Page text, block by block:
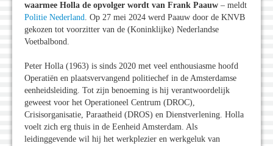
waarmee Holla de opvolger wordt van Frank Paauw – meldt
Politie Nederland. Op 27 mei 2024 werd Paauw door de KNVB
gekozen tot voorzitter van de (Koninklijke) Nederlandse
Voetbalbond.
Peter Holla (1963) is sinds 2020 met veel enthousiasme hoofd
Operatiën en plaatsvervangend politiechef in de Amsterdamse
eenheidsleiding. Tot zijn benoeming is hij verantwoordelijk
geweest voor het Operationeel Centrum (DROC),
Crisisorganisatie, Paraatheid (DROS) en Dienstverlening. Holla
voelt zich erg thuis in de Eenheid Amsterdam. Als
leidinggevende wil hij het werkplezier en werkgeluk van